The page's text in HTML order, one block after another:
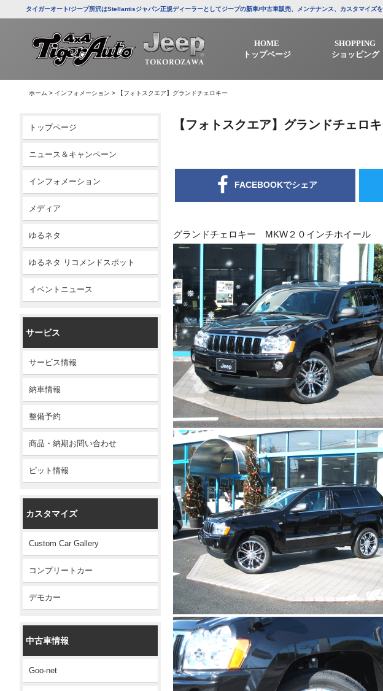
タイガーオート/ジープ所沢はStellantisジャパン正規ディーラーとしてジープの新車/中古車販売、メンテナンス、カスタマイズを
HOME
トップページ
SHOPPING
ショッピング
ホーム > インフォメーション > 【フォトスクエア】グランドチェロキー
トップページ
ニュース＆キャンペーン
インフォメーション
メディア
ゆるネタ
ゆるネタ リコメンドスポット
イベントニュース
サービス
サービス情報
納車情報
整備予約
商品・納期お問い合わせ
ピット情報
カスタマイズ
Custom Car Gallery
コンプリートカー
デモカー
中古車情報
Goo-net
【フォトスクエア】グランドチェロ
FACEBOOKでシェア
グランドチェロキー MKW２０インチホイール